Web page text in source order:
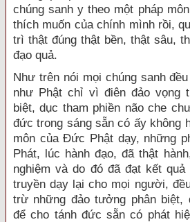
chúng sanh y theo một pháp
thích muốn của chính mình rồi,
trì thật đúng thật bền, thật sâu,
đạo quả.
Như trên nói mọi chúng sanh
như Phật chỉ vì điên đảo vọng
biệt, dục tham phiền não che
đức trong sáng sẵn có ấy không
môn của Đức Phật dạy, những
Phát, lúc hành đạo, đã thật
nghiệm và do đó đã đạt kết
truyền dạy lại cho mọi người,
trừ những đảo tưởng phân biệt,
để cho tánh đức sẵn có phát